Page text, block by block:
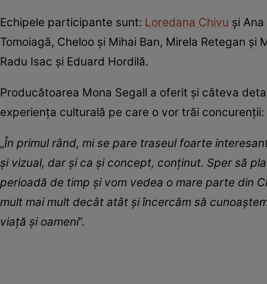
Echipele participante sunt: Loredana Chivu și
Tomoiagă, Cheloo și Mihai Ban, Mirela Retegan și
Radu Isac și Eduard Hordilă.
Producătoarea Mona Segall a oferit și câteva
experiența culturală pe care o vor trăi concurenții:
„În primul rând, mi se pare traseul foarte
și vizual, dar și ca și concept, conținut. Sper să
perioadă de timp și vom vedea o mare parte din
mult mai mult decât atât și încercăm să
viață și oameni”.